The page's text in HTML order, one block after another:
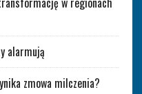
alarmują
zmowa milczenia?